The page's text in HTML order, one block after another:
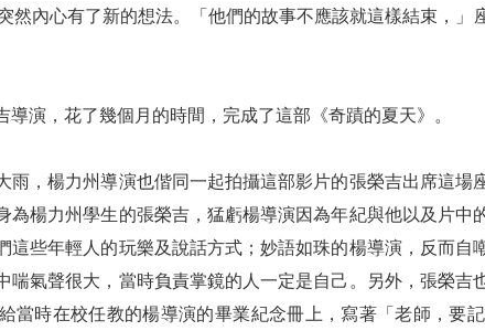
然內心有了新的想法。「他們的故事不應該就這樣結束，」
演，花了幾個月的時間，完成了這部《奇蹟的夏天》。
雨，楊力州導演也偕同一起拍攝這部影片的張榮吉出席這場
為楊力州學生的張榮吉，猛虧楊導演因為年紀與他以及片中
這些年輕人的玩樂及說話方式；妙語如珠的楊導演，反而自
喘氣聲很大，當時負責掌鏡的人一定是自己。另外，張榮吉
當時在校任教的楊導演的畢業紀念冊上，寫著「老師，要